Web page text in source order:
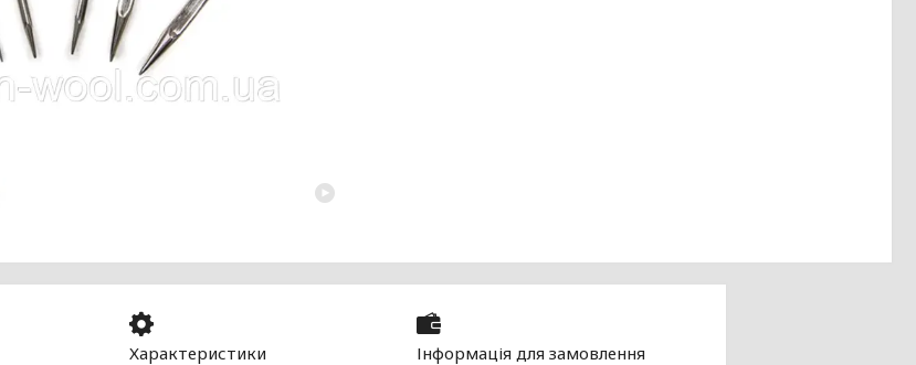
Характеристики Інформація для замовлення